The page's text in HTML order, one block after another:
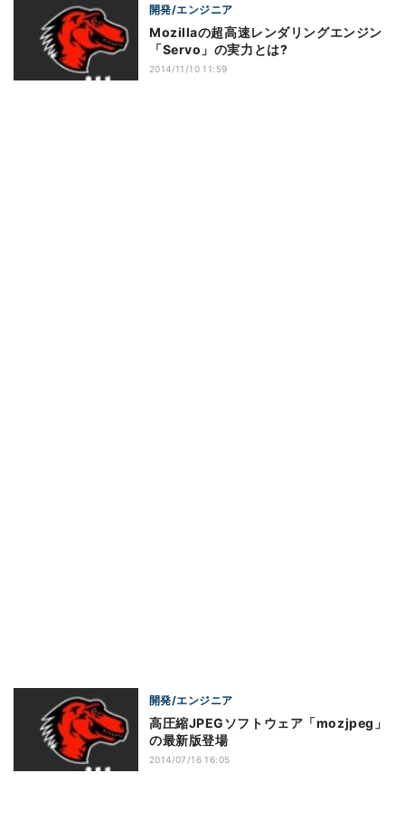
開発/エンジニア
Mozillaの超高速レンダリングエンジン
「Servo」の実力とは?
2014/11/10 11:59
開発/エンジニア
高圧縮JPEGソフトウェア「mozjpeg」
の最新版登場
2014/07/16 16:05